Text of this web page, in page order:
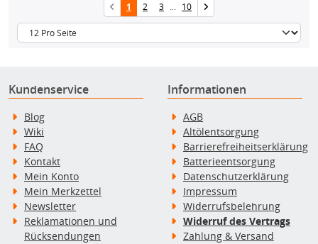
1 2 3 ... 10
Kundenservice
Blog
Wiki
FAQ
Kontakt
Mein Konto
Mein Merkzettel
Newsletter
Reklamationen und
Rücksendungen
Informationen
AGB
Altölentsorgung
Barrierefreiheitserklärung
Batterieentsorgung
Datenschutzerklärung
Impressum
Widerrufsbelehrung
Widerruf des Vertrags
Zahlung & Versand